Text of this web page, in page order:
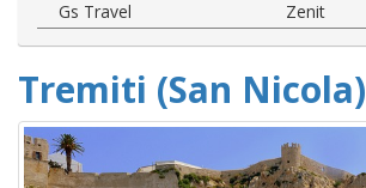
Gs Travel
Zenit
Tremiti (San Nicola)